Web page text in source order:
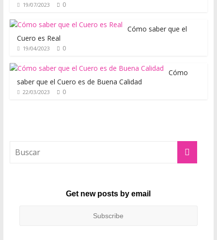
o
m
19/07/2023 0
Cómo saber que el
Cuero es Real
19/04/2023 0
Cómo
saber que el Cuero es de Buena Calidad
22/03/2023 0
Get new posts by email